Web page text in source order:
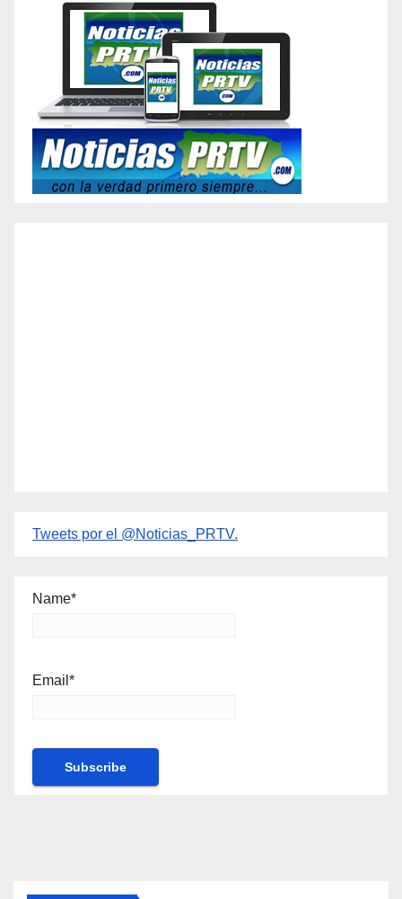
Tweets por el @Noticias_PRTV.
Name*
Email*